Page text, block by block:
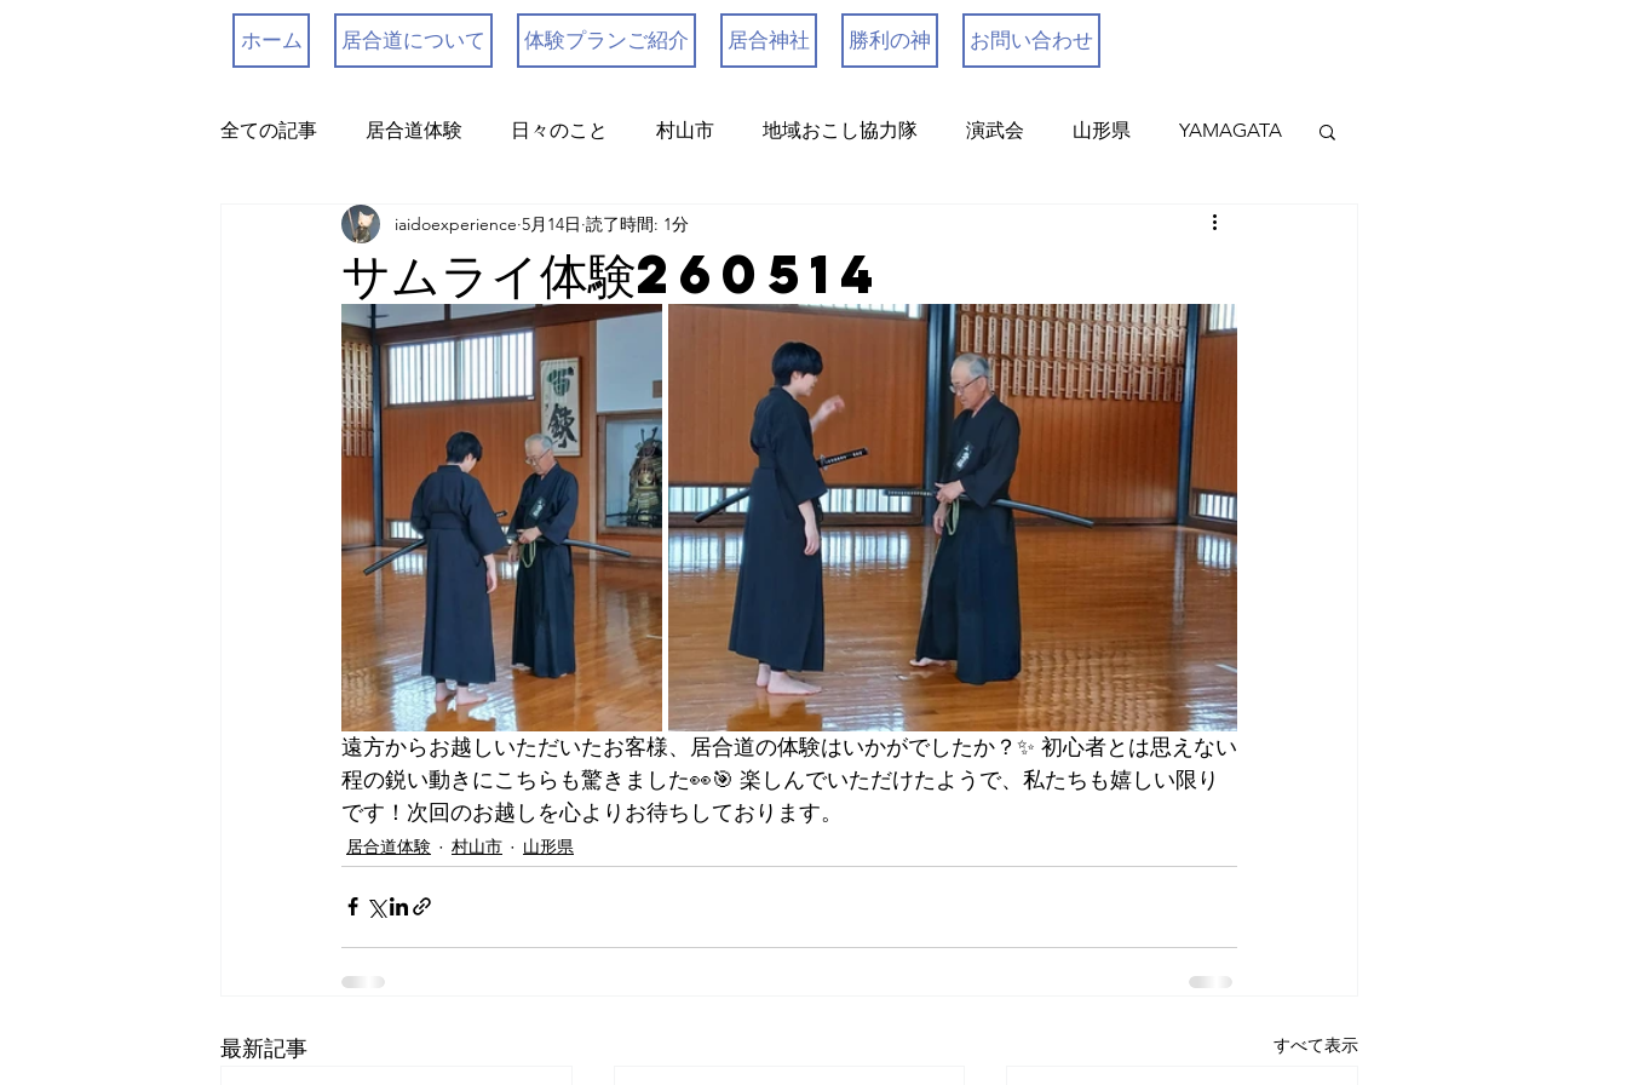
ホーム 居合道について 体験プランご紹介 居合神社 勝利の神 お問い合わせ
全ての記事 居合道体験 日々のこと 村山市 地域おこし協力隊 演武会 山形県 YAMAGATA
SAMURAI
サムライ体験260514
iaidoexperience 5月14日 読了時間: 1分
遠方からお越しいただいたお客様、居合道の体験はいかがでしたか？✨ 初心者とは思えない
程の鋭い動きにこちらも驚きました👀🎯 楽しんでいただけたようで、私たちも嬉しい限り
です！次回のお越しを心よりお待ちしております。
居合道体験 村山市 山形県
最新記事 すべて表示